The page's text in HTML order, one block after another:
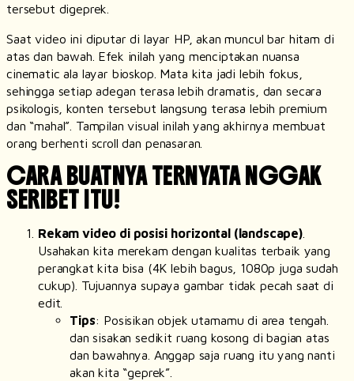
tersebut digeprek.
Saat video ini diputar di layar HP, akan muncul bar hitam di
atas dan bawah. Efek inilah yang menciptakan nuansa
cinematic ala layar bioskop. Mata kita jadi lebih fokus,
sehingga setiap adegan terasa lebih dramatis, dan secara
psikologis, konten tersebut langsung terasa lebih premium
dan “mahal”. Tampilan visual inilah yang akhirnya membuat
orang berhenti scroll dan penasaran.
CARA BUATNYA TERNYATA NGGAK
SERIBET ITU!
Rekam video di posisi horizontal (landscape).
Usahakan kita merekam dengan kualitas terbaik yang
perangkat kita bisa (4K lebih bagus, 1080p juga sudah
cukup). Tujuannya supaya gambar tidak pecah saat di
edit.
Tips: Posisikan objek utamamu di area tengah.
dan sisakan sedikit ruang kosong di bagian atas
dan bawahnya. Anggap saja ruang itu yang nanti
akan kita “geprek”.